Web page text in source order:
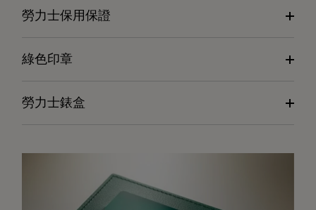
勞力士保用保證
綠色印章
勞力士錶盒